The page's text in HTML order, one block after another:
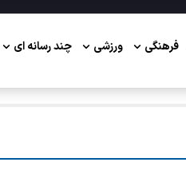
فرهنگی ورزشی چند رسانه ای